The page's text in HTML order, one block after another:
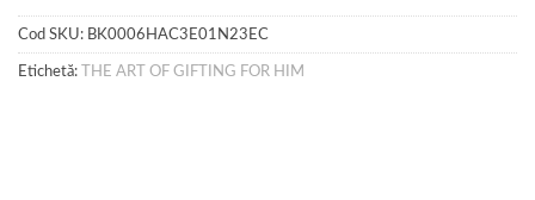
Cod SKU: BK0006HAC3E01N23EC
Etichetă: THE ART OF GIFTING FOR HIM